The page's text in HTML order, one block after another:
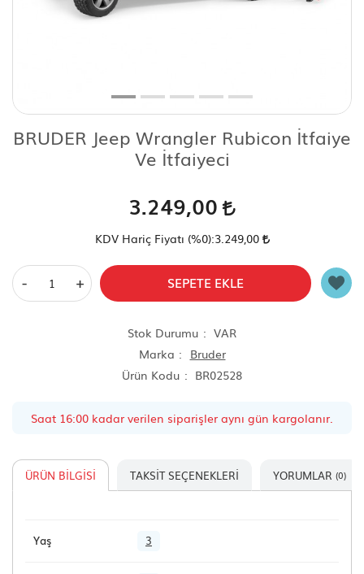
Scooter Çeşitleri
BRUDER Jeep Wrangler Rubicon İtfaiye
Ve İtfaiyeci
3.249,00
KDV Hariç Fiyatı (%0):3.249,00
- + SEPETE EKLE
Stok Durumu
VAR
Marka
Bruder
Ürün Kodu
BR02528
Saat 16:00 kadar verilen siparişler aynı gün kargolanır.
ÜRÜN BILGISI TAKSIT SEÇENEKLERI YORUMLAR (0)
Yaş 3